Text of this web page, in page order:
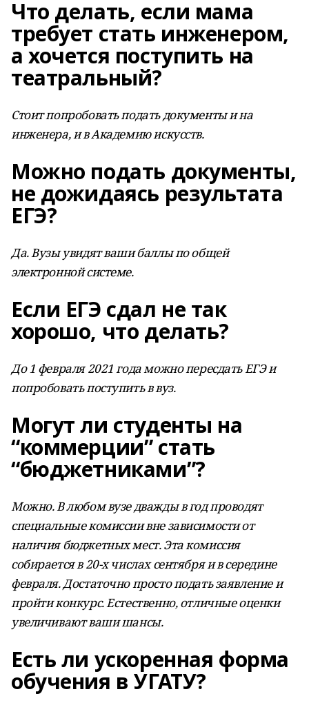
Что делать, если мама
требует стать инженером,
а хочется поступить на
театральный?
Стоит попробовать подать документы и на
инженера, и в Академию искусств.
Можно подать документы,
не дожидаясь результата
ЕГЭ?
Да. Вузы увидят ваши баллы по общей
электронной системе.
Если ЕГЭ сдал не так
хорошо, что делать?
До 1 февраля 2021 года можно пересдать ЕГЭ и
попробовать поступить в вуз.
Могут ли студенты на
“коммерции” стать
“бюджетниками”?
Можно. В любом вузе дважды в год проводят
специальные комиссии вне зависимости от
наличия бюджетных мест. Эта комиссия
собирается в 20-х числах сентября и в середине
февраля. Достаточно просто подать заявление и
пройти конкурс. Естественно, отличные оценки
увеличивают ваши шансы.
Есть ли ускоренная форма
обучения в УГАТУ?